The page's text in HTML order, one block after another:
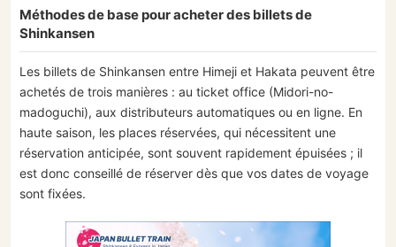
Méthodes de base pour acheter des billets de
Shinkansen
Les billets de Shinkansen entre Himeji et Hakata peuvent être
achetés de trois manières : au ticket office (Midori-no-
madoguchi), aux distributeurs automatiques ou en ligne. En
haute saison, les places réservées, qui nécessitent une
réservation anticipée, sont souvent rapidement épuisées ; il
est donc conseillé de réserver dès que vos dates de voyage
sont fixées.